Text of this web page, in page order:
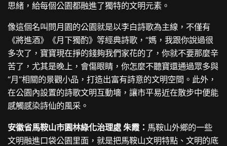
思緒，給每個公園都融進了獨特的文明元素。
像這個名叫問月園的公園就是以李白詩歌為主線，不僅有
《將進酒》《月下獨酌》等經典詩歌，“媽，我跟你說過很
多次了，寶寶現在掙的錢夠我們家花的了，你就不要那麼辛
苦了，尤其是晚上，會傷眼睛，你怎麼不聽寶還通過眾多與
“月”相關的景觀小品，打造出富有詩意的文明空間。此外，
在公園內設置的詩歌文明互動墻，讓市平易近在散步中便能
感觸感染詩仙的風采。
安徽省馬鞍山市園林綠化治理處 朱霞： 馬鞍山外鄉的一些
文明融進口袋公園里面，就是把馬鞍山文明特點、文明的底